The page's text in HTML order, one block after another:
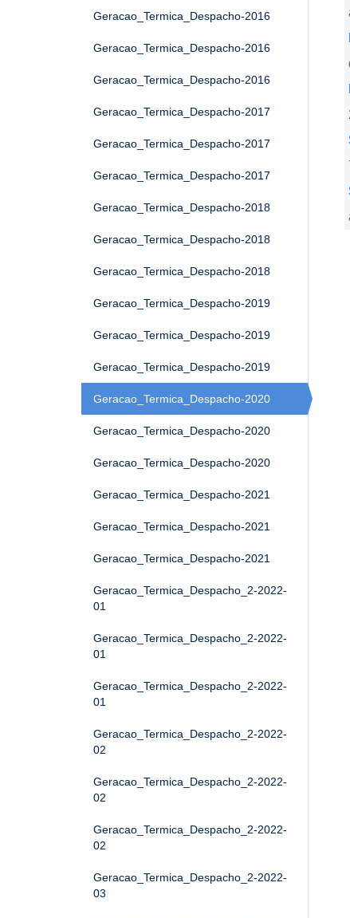
Geracao_Termica_Despacho-2016
Geracao_Termica_Despacho-2016
Geracao_Termica_Despacho-2016
Geracao_Termica_Despacho-2017
Geracao_Termica_Despacho-2017
Geracao_Termica_Despacho-2017
Geracao_Termica_Despacho-2018
Geracao_Termica_Despacho-2018
Geracao_Termica_Despacho-2018
Geracao_Termica_Despacho-2019
Geracao_Termica_Despacho-2019
Geracao_Termica_Despacho-2019
Geracao_Termica_Despacho-2020
Geracao_Termica_Despacho-2020
Geracao_Termica_Despacho-2020
Geracao_Termica_Despacho-2021
Geracao_Termica_Despacho-2021
Geracao_Termica_Despacho-2021
Geracao_Termica_Despacho_2-2022-
01
Geracao_Termica_Despacho_2-2022-
01
Geracao_Termica_Despacho_2-2022-
01
Geracao_Termica_Despacho_2-2022-
02
Geracao_Termica_Despacho_2-2022-
02
Geracao_Termica_Despacho_2-2022-
02
Geracao_Termica_Despacho_2-2022-
03